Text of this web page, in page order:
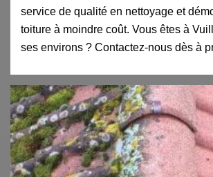
service de qualité en nettoyage et
toiture à moindre coût. Vous êtes à
ses environs ? Contactez-nous dès à